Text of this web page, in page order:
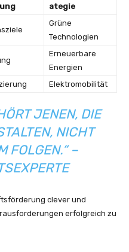
ategie
Grüne
Technologien
Erneuerbare
Energien
Elektromobilität
JENEN, DIE
NICHT
FOLGEN.“ –
clever und
erfolgreich zu